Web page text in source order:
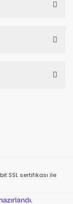
SSL sertifikası ile